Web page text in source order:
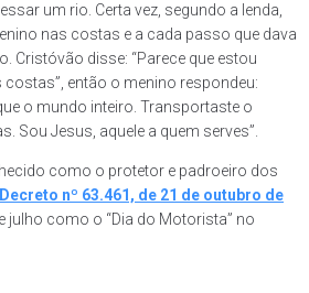
um rio. Certa vez, segundo a lenda,
nas costas e a cada passo que dava
Cristóvão disse: “Parece que estou
então o menino respondeu:
o mundo inteiro. Transportaste o
Sou Jesus, aquele a quem serves”.
como o protetor e padroeiro dos
Decreto nº 63.461, de 21 de outubro de
julho como o “Dia do Motorista” no